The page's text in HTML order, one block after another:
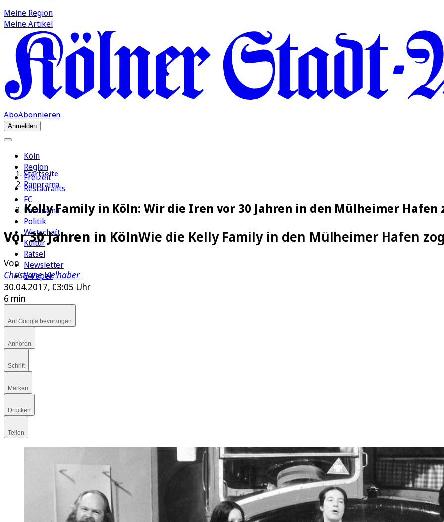
Meine Region
Meine Artikel
AboAbonnieren
Anmelden
Köln
Region
Freizeit
Restaurants
FC
Panorama
Politik
Wirtschaft
Kultur
Rätsel
Newsletter
E-Paper
Startseite
Panorama
Kelly Family in Köln: Wir die Iren vor 30 Jahren in den Mülheimer Hafen
Vor 30 Jahren in KölnWie die Kelly Family in den Mülheimer Hafen zog
Von
Christiane Vielhaber
30.04.2017, 03:05 Uhr
6 min
Auf Google bevorzugen
Anhören
Schrift
Merken
Drucken
Teilen